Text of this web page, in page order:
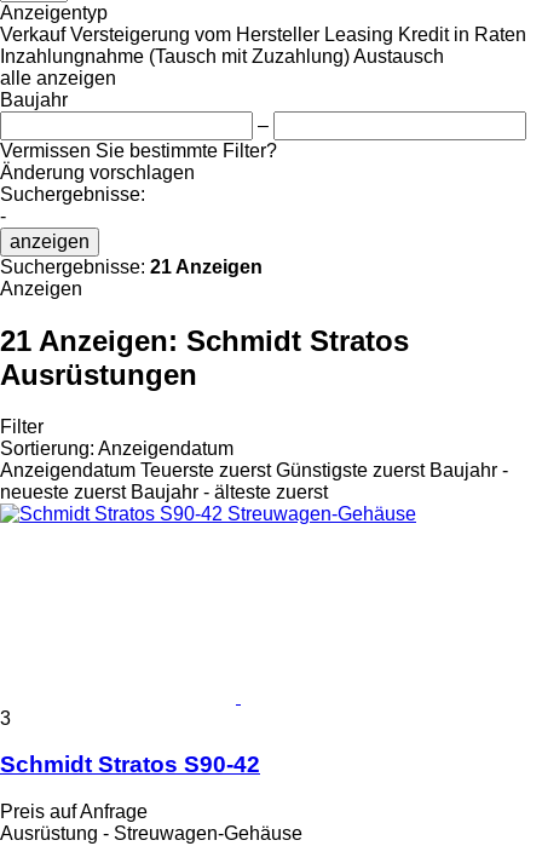
Anzeigentyp
Verkauf Versteigerung vom Hersteller Leasing Kredit in Raten
Inzahlungnahme (Tausch mit Zuzahlung)Austausch
alle anzeigen
Baujahr
–
Vermissen Sie bestimmte Filter?
Änderung vorschlagen
Suchergebnisse:
-
anzeigen
Suchergebnisse: 21 Anzeigen
Anzeigen
21 Anzeigen: Schmidt Stratos
Ausrüstungen
Filter
Sortierung: Anzeigendatum
Anzeigendatum Teuerste zuerst Günstigste zuerst Baujahr -
neueste zuerst Baujahr - älteste zuerst
3
Schmidt Stratos S90-42
Preis auf Anfrage
Ausrüstung - Streuwagen-Gehäuse